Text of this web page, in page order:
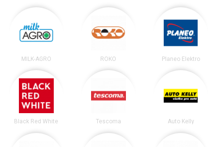
MILK-AGRO ROKO Planeo Elektro
Black Red White Tescoma Auto Kelly